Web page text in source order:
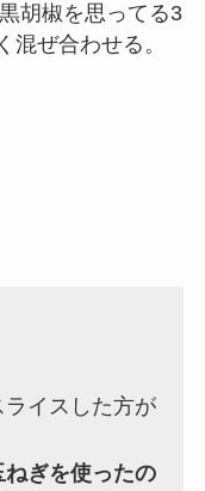
胡椒を思ってる3
混ぜ合わせる。
イスした方が
ぎを使ったの